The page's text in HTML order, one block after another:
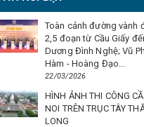
Toàn cảnh đường vành
2,5 đoạn từ Cầu Giấy
Dương Đình Nghệ; Vũ
Hàm - Hoàng Đạo...
22/03/2026
HÌNH ẢNH THI CÔNG
NOI TRÊN TRỤC TÂY
LONG